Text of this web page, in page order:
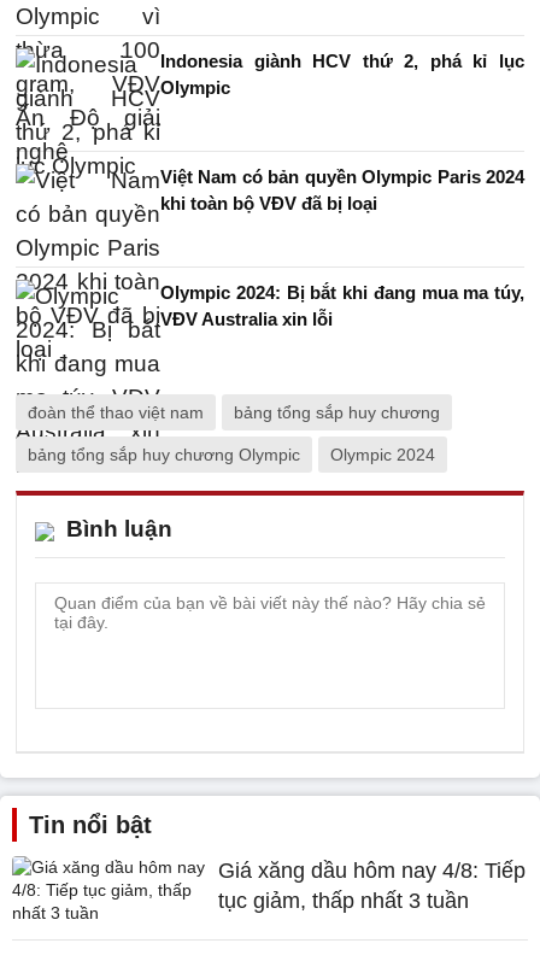
Indonesia giành HCV thứ 2, phá kỉ lục
Olympic
Việt Nam có bản quyền Olympic Paris 2024
khi toàn bộ VĐV đã bị loại
Olympic 2024: Bị bắt khi đang mua ma túy,
VĐV Australia xin lỗi
đoàn thể thao việt nam bảng tổng sắp huy chương
bảng tổng sắp huy chương Olympic Olympic 2024
Bình luận
Tin nổi bật
Giá xăng dầu hôm nay 4/8: Tiếp
tục giảm, thấp nhất 3 tuần